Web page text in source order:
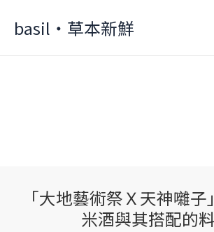
basil‧草本新鮮
「大地藝術祭Ｘ天神囃
米酒與其搭配的
「大